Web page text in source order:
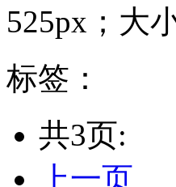
525px；大
标签：
共3页:
上一页